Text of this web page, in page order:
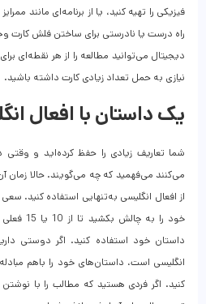
فیزیکی را تهیه کنید، یا از برنامه‌ای مانند
راه درست یا نادرستی برای ساختن فلش کارت
دیجیتال می‌توانید مطالعه را از هر نقطه‌ای
نیازی به حمل تعداد زیادی کارت داشته باشید.
یک داستان با افعال
شما تعاریف زیادی را حفظ کرده‌اید و وقتی
می‌کنند می‌فهمید که چه می‌گویند. حالا
از افعال انگلیسی به‌تنهایی استفاده کنید.
خود را
داستان خود استفاده کنید. اگر دوستی
انگلیسی است، داستان‌های خود را باهم
کنید. اگر فردی هستید که مطالب را با